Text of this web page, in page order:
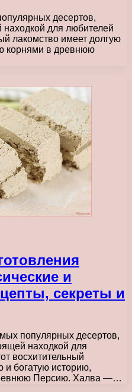
десертов,
находкой для любителей
лакомство имеет долгую
корнями в древнюю
и
секреты и
популярных десертов,
находкой для
восхитительный
и богатую историю,
Персию. Халва —…